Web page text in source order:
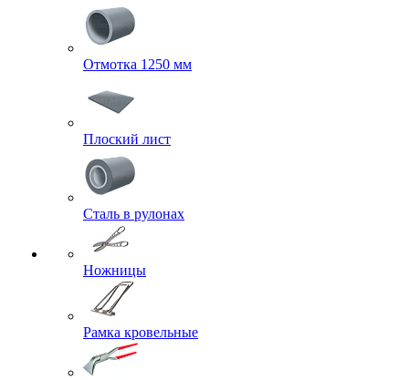
Отмотка 1250 мм
Плоский лист
Сталь в рулонах
Ножницы
Рамка кровельные